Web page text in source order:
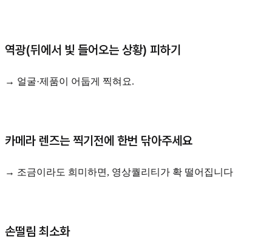
역광(뒤에서 빛 들어오는 상황) 피하기
→ 얼굴·제품이 어둡게 찍혀요.
카메라 렌즈는 찍기전에 한번 닦아주세요
→ 조금이라도 희미하면, 영상퀄리티가 확 떨어집니다
손떨림 최소화